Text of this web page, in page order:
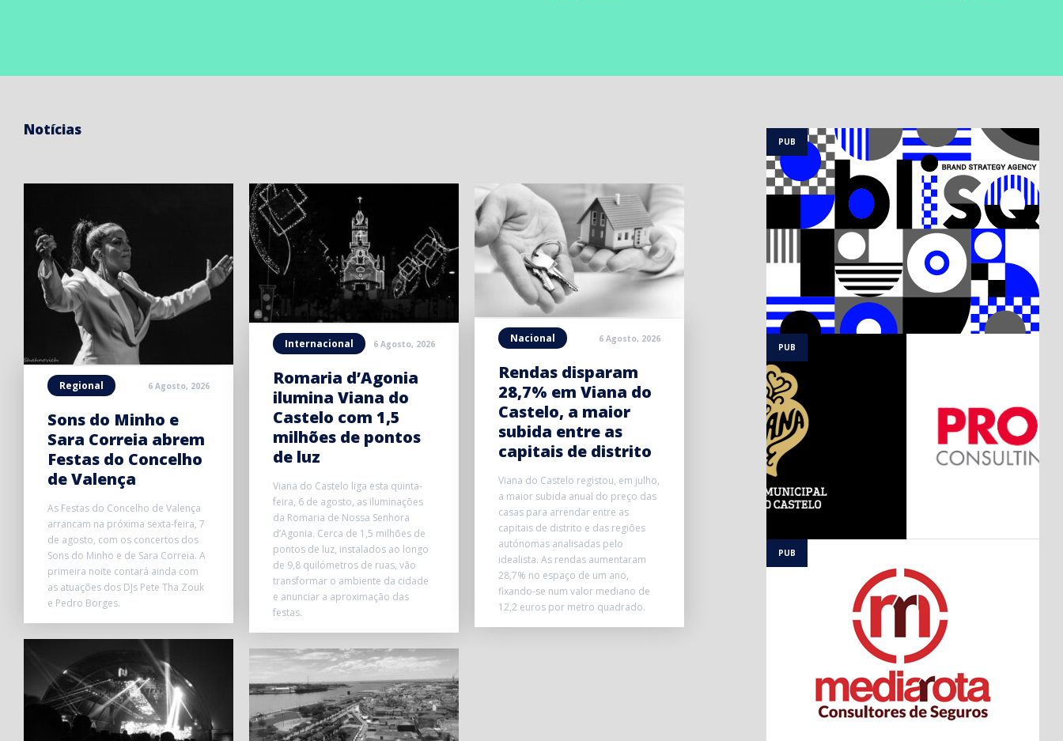
Notícias
Regional 6 Agosto, 2026
Sons do Minho e
Sara Correia abrem
Festas do Concelho
de Valença
As Festas do Concelho de Valença
arrancam na próxima sexta-feira, 7
de agosto, com os concertos dos
Sons do Minho e de Sara Correia. A
primeira noite contará ainda com
as atuações dos DJs Pete Tha Zouk
e Pedro Borges.
Internacional 6 Agosto, 2026
Romaria d’Agonia
ilumina Viana do
Castelo com 1,5
milhões de pontos
de luz
Viana do Castelo liga esta quinta-
feira, 6 de agosto, as iluminações
da Romaria de Nossa Senhora
d’Agonia. Cerca de 1,5 milhões de
pontos de luz, instalados ao longo
de 9,8 quilómetros de ruas, vão
transformar o ambiente da cidade
e anunciar a aproximação das
festas.
Nacional 6 Agosto, 2026
Rendas disparam
28,7% em Viana do
Castelo, a maior
subida entre as
capitais de distrito
Viana do Castelo registou, em julho,
a maior subida anual do preço das
casas para arrendar entre as
capitais de distrito e das regiões
autónomas analisadas pelo
idealista. As rendas aumentaram
28,7% no espaço de um ano,
fixando-se num valor mediano de
12,2 euros por metro quadrado.